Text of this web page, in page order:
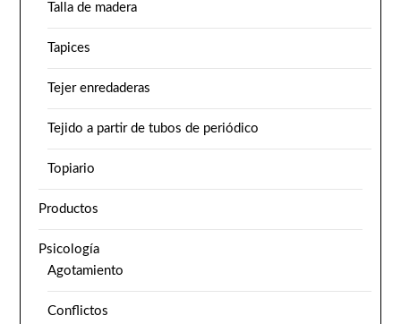
Talla de madera
Tapices
Tejer enredaderas
Tejido a partir de tubos de periódico
Topiario
Productos
Psicología
Agotamiento
Conflictos